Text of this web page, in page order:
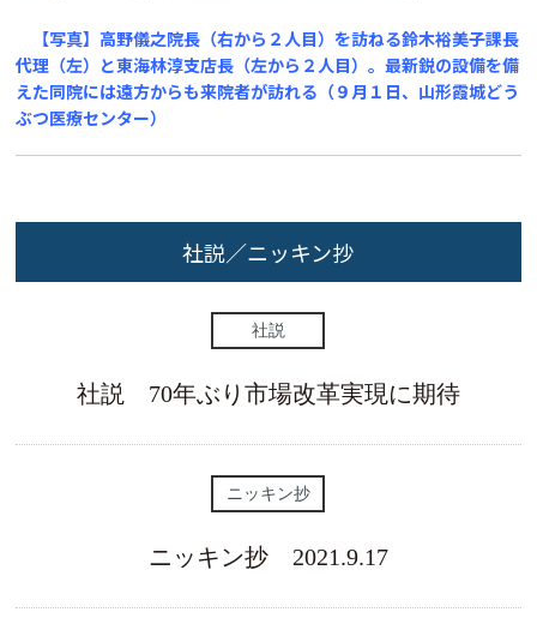
【写真】高野儀之院長（右から２人目）を訪ねる鈴木裕美子課長
代理（左）と東海林淳支店長（左から２人目）。最新鋭の設備を備
えた同院には遠方からも来院者が訪れる（９月１日、山形霞城どう
ぶつ医療センター）
社説／ニッキン抄
社説
社説 70年ぶり市場改革実現に期待
ニッキン抄
ニッキン抄 2021.9.17